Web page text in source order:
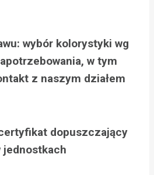
wybór kolorystyki wg
w tym
z naszym działem
dopuszczający
jednostkach